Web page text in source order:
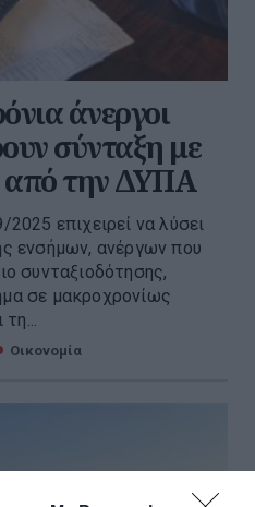
άνεργοι
σύνταξη με
από την ΔΥΠΑ
επιχειρεί να λύσει
ενσήμων, ανέργων που
συνταξιοδότησης,
σε μακροχρονίως
Οικονομία